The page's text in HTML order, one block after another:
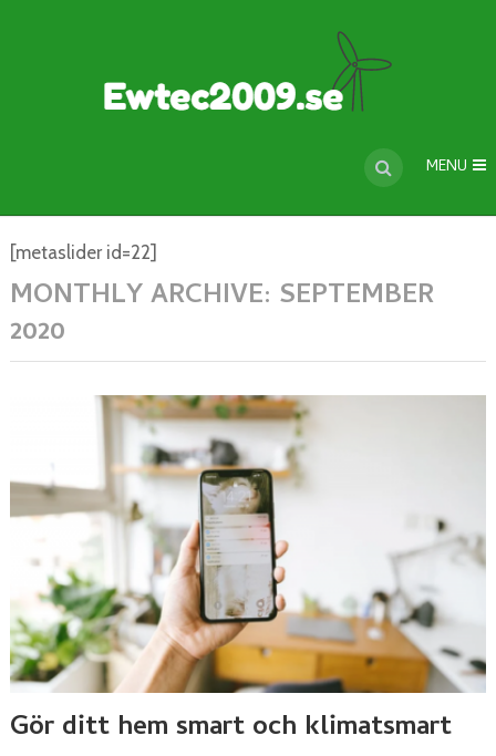
MENU
[metaslider id=22]
MONTHLY ARCHIVE: SEPTEMBER
2020
Gör ditt hem smart och klimatsmart